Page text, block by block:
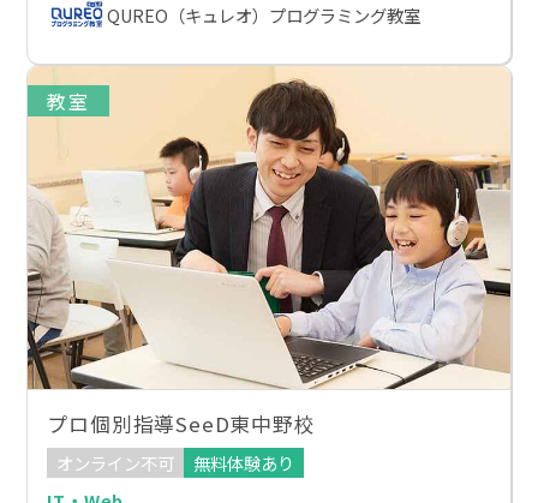
QUREO（キュレオ）プログラミング教室
教室
プロ個別指導SeeD東中野校
オンライン不可
無料体験あり